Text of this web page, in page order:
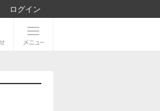
ログイン